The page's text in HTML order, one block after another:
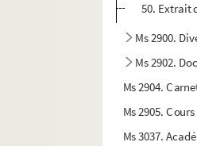
50. Extrait
Ms 2900.
Ms 2902.
Ms 2904.
Ms 2905.
Ms 3037.